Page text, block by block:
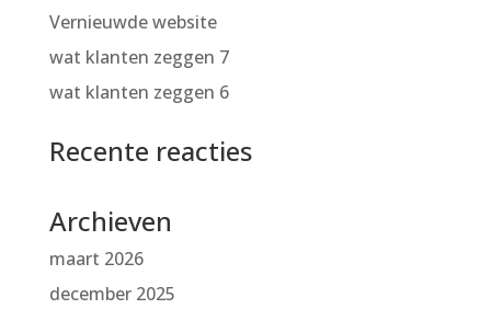
Vernieuwde website
wat klanten zeggen 7
wat klanten zeggen 6
Recente reacties
Archieven
maart 2026
december 2025